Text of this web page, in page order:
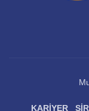
KARIYER